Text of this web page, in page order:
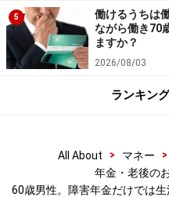
5
働けるうちは
ながら働き70
ますか？
2026/08/03
ランキン
All About > マネー >
年金・老後の
60歳男性。障害年金だけでは